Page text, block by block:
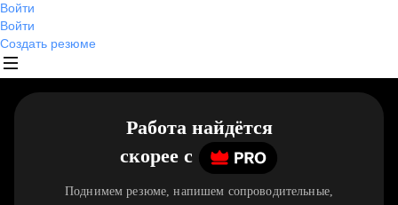
Войти
Войти
Создать резюме
Работа найдётся
скорее c
Поднимем резюме, напишем сопроводительные,